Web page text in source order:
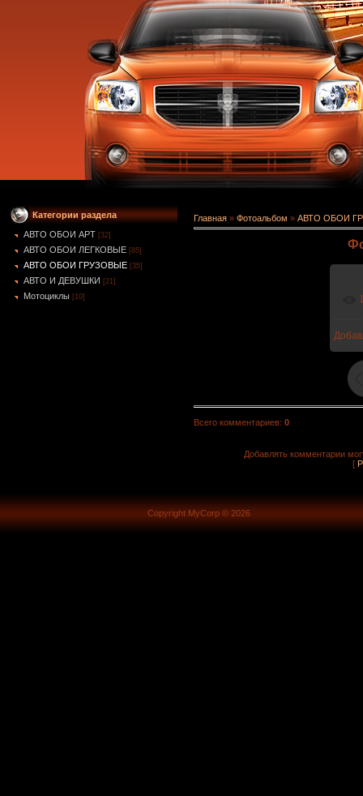
Категории раздела
АВТО ОБОИ АРТ [32]
АВТО ОБОИ ЛЕГКОВЫЕ [85]
АВТО ОБОИ ГРУЗОВЫЕ [35]
АВТО И ДЕВУШКИ [21]
Мотоциклы [10]
Главная » Фотоальбом » АВТО ОБОИ
Всего комментариев: 0
Добавлять комментарии
[
Copyright MyCorp © 2026